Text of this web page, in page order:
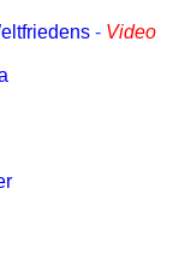
- Video